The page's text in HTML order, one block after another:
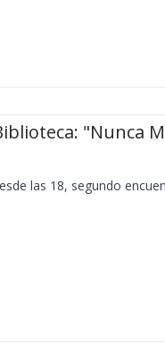
"Nunca
las 18, segundo